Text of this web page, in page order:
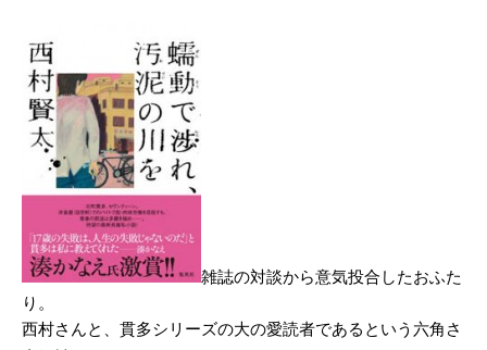
雑誌の対談から意気投合したおふた
り。
西村さんと、貫多シリーズの大の愛読者であるという六角さ